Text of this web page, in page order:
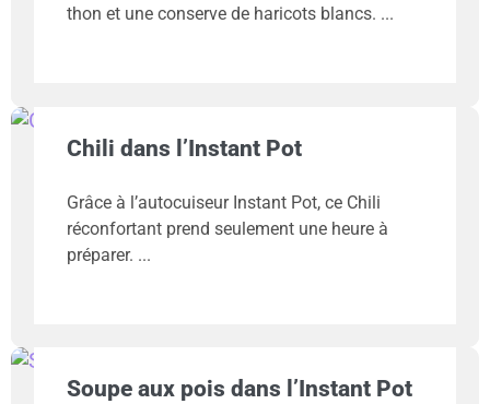
thon et une conserve de haricots blancs.
Chili dans l’Instant Pot
Grâce à l’autocuiseur Instant Pot, ce Chili
réconfortant prend seulement une heure à
préparer.
Soupe aux pois dans l’Instant Pot